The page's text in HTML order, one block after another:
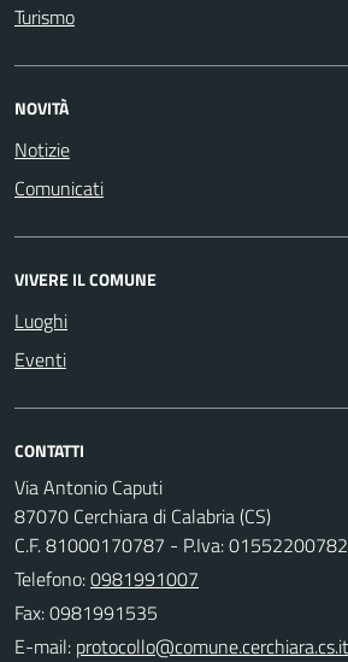
Turismo
NOVITÀ
Notizie
Comunicati
VIVERE IL COMUNE
Luoghi
Eventi
CONTATTI
Via Antonio Caputi
87070 Cerchiara di Calabria (CS)
C.F. 81000170787 - P.Iva: 01552200782
Telefono:0981991007
Fax: 0981991535
E-mail: